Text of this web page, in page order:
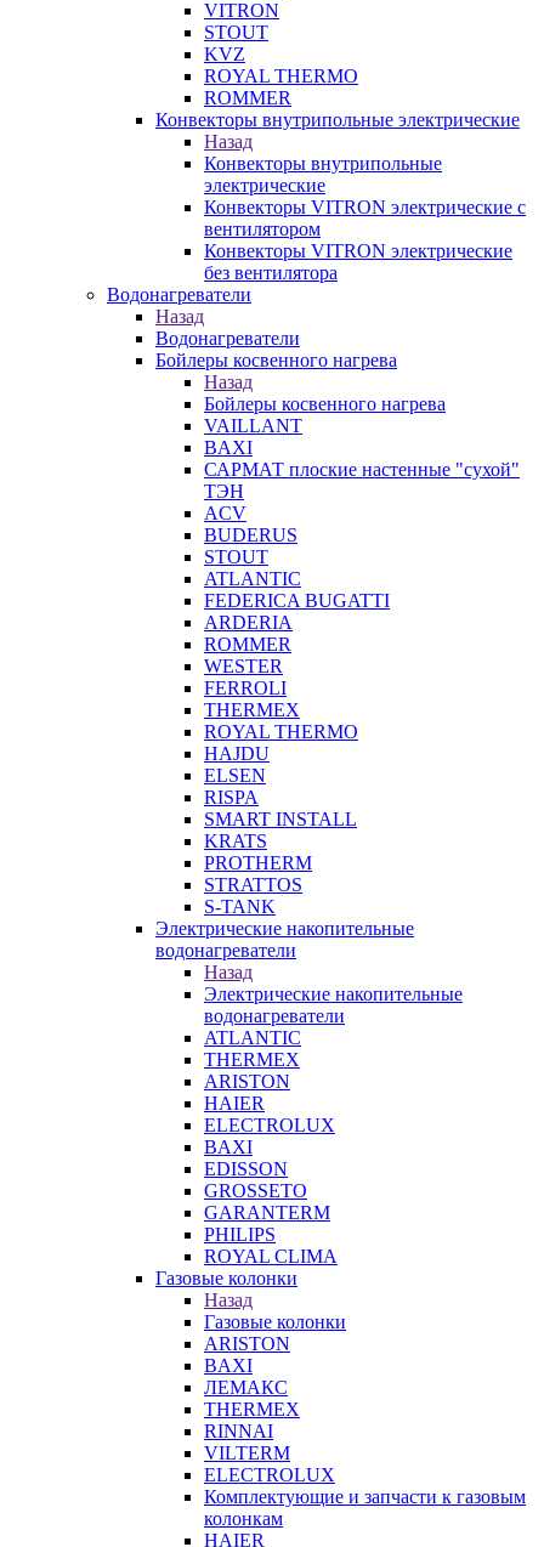
VITRON
STOUT
KVZ
ROYAL THERMO
ROMMER
Конвекторы внутрипольные электрические
Назад
Конвекторы внутрипольные
электрические
Конвекторы VITRON электрические с
вентилятором
Конвекторы VITRON электрические
без вентилятора
Водонагреватели
Назад
Водонагреватели
Бойлеры косвенного нагрева
Назад
Бойлеры косвенного нагрева
VAILLANT
BAXI
САРМАТ плоские настенные "сухой"
ТЭН
ACV
BUDERUS
STOUT
ATLANTIC
FEDERICA BUGATTI
ARDERIA
ROMMER
WESTER
FERROLI
THERMEX
ROYAL THERMO
HAJDU
ELSEN
RISPA
SMART INSTALL
KRATS
PROTHERM
STRATTOS
S-TANK
Электрические накопительные
водонагреватели
Назад
Электрические накопительные
водонагреватели
ATLANTIC
THERMEX
ARISTON
HAIER
ELECTROLUX
BAXI
EDISSON
GROSSETO
GARANTERM
PHILIPS
ROYAL CLIMA
Газовые колонки
Назад
Газовые колонки
ARISTON
BAXI
ЛЕМАКС
THERMEX
RINNAI
VILTERM
ELECTROLUX
Комплектующие и запчасти к газовым
колонкам
HAIER